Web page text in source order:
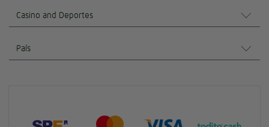
Casino and Deportes
País